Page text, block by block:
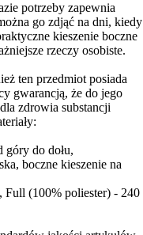
potrzeby zapewnia
go zdjąć na dni, kiedy
kieszenie boczne
rzeczy osobiste.
ten przedmiot posiada
gwarancją, że do jego
zdrowia substancji
góry do dołu,
boczne kieszenie na
Full (100% poliester) - 240